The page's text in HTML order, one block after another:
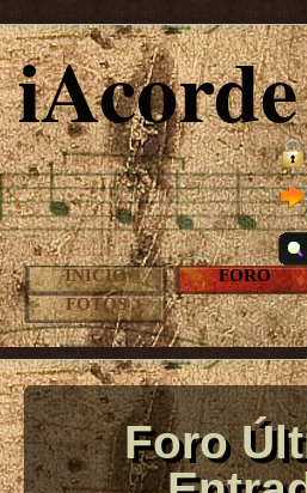
iAcorde
INICIO FORO
FOTOS
Foro